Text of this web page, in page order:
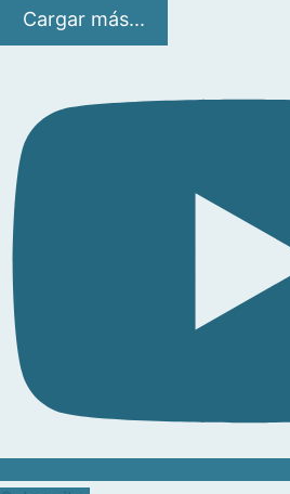
Cargar más...